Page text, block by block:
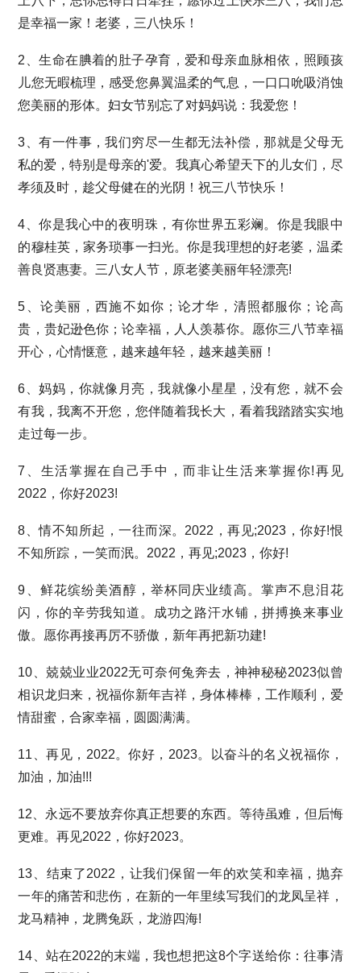
是幸福一家！老婆，三八快乐！
2、生命在腆着的肚子孕育，爱和母亲血脉相依，照顾孩
儿您无暇梳理，感受您鼻翼温柔的气息，一口口吮吸消蚀
您美丽的形体。妇女节别忘了对妈妈说：我爱您！
3、有一件事，我们穷尽一生都无法补偿，那就是父母无
私的爱，特别是母亲的'爱。我真心希望天下的儿女们，尽
孝须及时，趁父母健在的光阴！祝三八节快乐！
4、你是我心中的夜明珠，有你世界五彩斓。你是我眼中
的穆桂英，家务琐事一扫光。你是我理想的好老婆，温柔
善良贤惠妻。三八女人节，原老婆美丽年轻漂亮!
5、论美丽，西施不如你；论才华，清照都服你；论高
贵，贵妃逊色你；论幸福，人人羡慕你。愿你三八节幸福
开心，心情惬意，越来越年轻，越来越美丽！
6、妈妈，你就像月亮，我就像小星星，没有您，就不会
有我，我离不开您，您伴随着我长大，看着我踏踏实实地
走过每一步。
7、生活掌握在自己手中，而非让生活来掌握你!再见
2022，你好2023!
8、情不知所起，一往而深。2022，再见;2023，你好!恨
不知所踪，一笑而泯。2022，再见;2023，你好!
9、鲜花缤纷美酒醇，举杯同庆业绩高。掌声不息泪花
闪，你的辛劳我知道。成功之路汗水铺，拼搏换来事业
傲。愿你再接再厉不骄傲，新年再把新功建!
10、兢兢业业2022无可奈何兔奔去，神神秘秘2023似曾
相识龙归来，祝福你新年吉祥，身体棒棒，工作顺利，爱
情甜蜜，合家幸福，圆圆满满。
11、再见，2022。你好，2023。以奋斗的名义祝福你，
加油，加油!!!
12、永远不要放弃你真正想要的东西。等待虽难，但后悔
更难。再见2022，你好2023。
13、结束了2022，让我们保留一年的欢笑和幸福，抛弃
一年的痛苦和悲伤，在新的一年里续写我们的龙凤呈祥，
龙马精神，龙腾兔跃，龙游四海!
14、站在2022的末端，我也想把这8个字送给你：往事清